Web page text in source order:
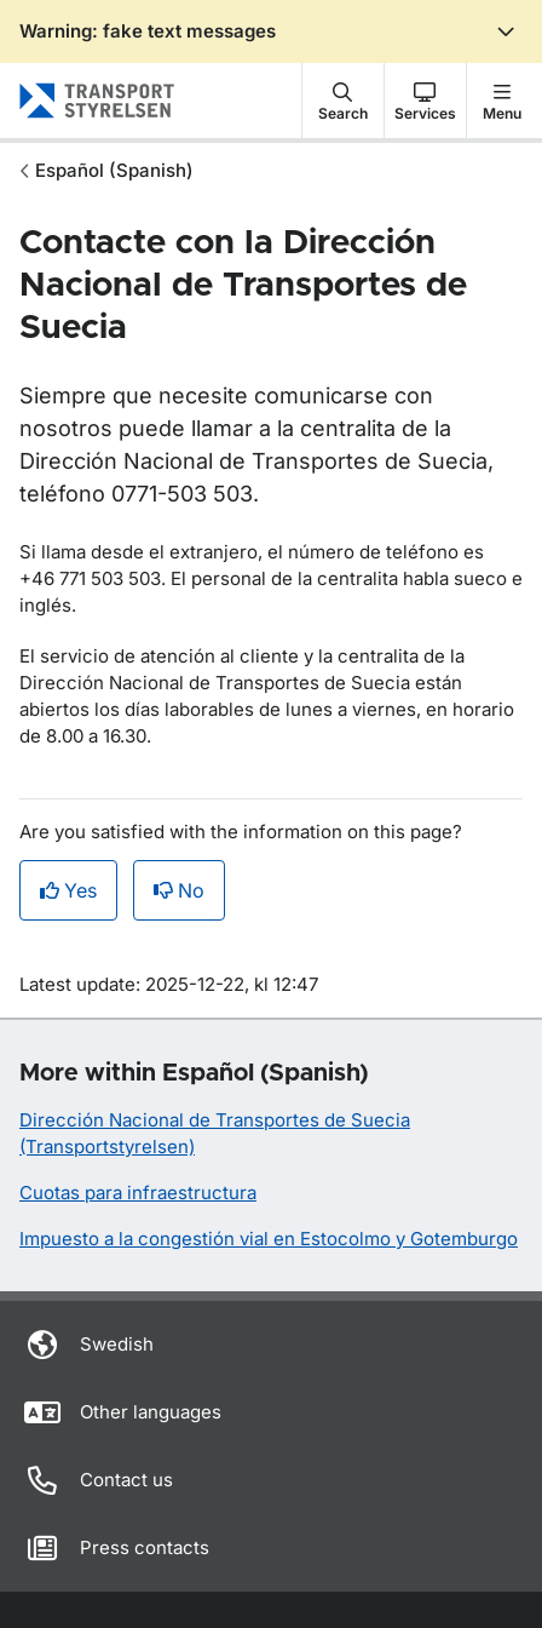
Warning: fake text messages
Search Services Menu
Español (Spanish)
Contacte con la Dirección
Nacional de Transportes de
Suecia
Siempre que necesite comunicarse con
nosotros puede llamar a la centralita de la
Dirección Nacional de Transportes de Suecia,
teléfono 0771-503 503.
Si llama desde el extranjero, el número de teléfono es
+46 771 503 503. El personal de la centralita habla sueco e
inglés.
El servicio de atención al cliente y la centralita de la
Dirección Nacional de Transportes de Suecia están
abiertos los días laborables de lunes a viernes, en horario
de 8.00 a 16.30.
Are you satisfied with the information on this page?
Yes No
Om sidan
Latest update: 2025-12-22, kl 12:47
More within Español (Spanish)
Dirección Nacional de Transportes de Suecia
(Transportstyrelsen)
Cuotas para infraestructura
Impuesto a la congestión vial en Estocolmo y Gotemburgo
Swedish
Other languages
Contact us
Press contacts